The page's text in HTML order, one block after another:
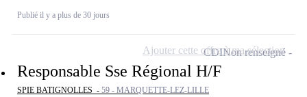
Publié il y a plus de 30 jours
Responsable Sse Régional H/F
SPIE BATIGNOLLES - 59 - MARQUETTE-LEZ-LILLE
CDINon renseigné
Ajouter cette offre à ma sélection